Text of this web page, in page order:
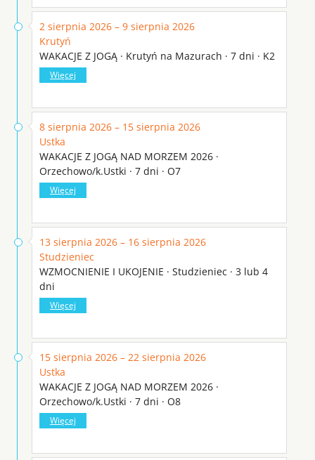
2 sierpnia 2026 – 9 sierpnia 2026
Krutyń
WAKACJE Z JOGĄ · Krutyń na Mazurach · 7 dni · K2
Więcej
8 sierpnia 2026 – 15 sierpnia 2026
Ustka
WAKACJE Z JOGĄ NAD MORZEM 2026 ·
Orzechowo/k.Ustki · 7 dni · O7
Więcej
13 sierpnia 2026 – 16 sierpnia 2026
Studzieniec
WZMOCNIENIE I UKOJENIE · Studzieniec · 3 lub 4
dni
Więcej
15 sierpnia 2026 – 22 sierpnia 2026
Ustka
WAKACJE Z JOGĄ NAD MORZEM 2026 ·
Orzechowo/k.Ustki · 7 dni · O8
Więcej